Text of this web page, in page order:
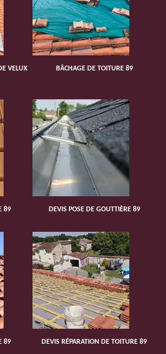
VELUX
BÂCHAGE DE TOITURE 89
89 DEVIS POSE DE GOUTTIÈRE 89
89 DEVIS RÉPARATION DE TOITURE 89